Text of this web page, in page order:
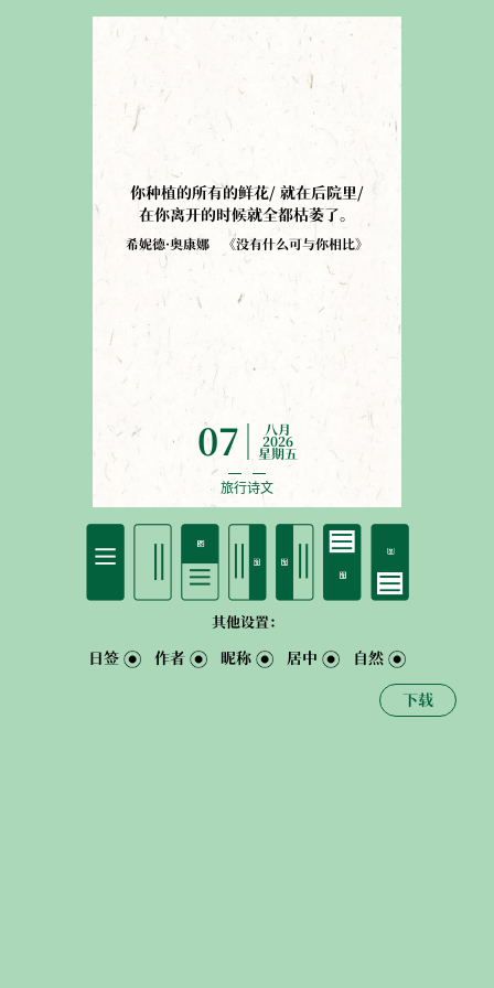
你种植的所有的鲜花/ 就在后院里/
在你离开的时候就全都枯萎了。
希妮德·奥康娜 《没有什么可与你相比》
07
八月
2026
星期五
旅行诗文
其他设置：
日签 作者 昵称 居中 自然
下载